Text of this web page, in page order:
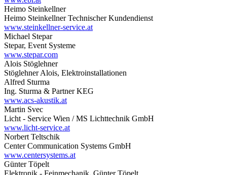
Heimo Steinkellner
Heimo Steinkellner Technischer Kundendienst
www.steinkellner-service.at
Michael Stepar
Stepar, Event Systeme
www.stepar.com
Alois Stöglehner
Stöglehner Alois, Elektroinstallationen
Alfred Sturma
Ing. Sturma & Partner KEG
www.acs-akustik.at
Martin Svec
Licht - Service Wien / MS Lichttechnik GmbH
www.licht-service.at
Norbert Teltschik
Center Communication Systems GmbH
www.centersystems.at
Günter Töpelt
Elektronik - Feinmechanik, Günter Töpelt